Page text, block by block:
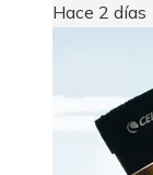
Hace 2 días